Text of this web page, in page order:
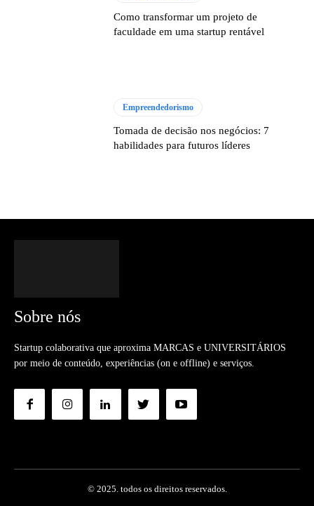
Como transformar um projeto de
faculdade em uma startup rentável
Empreendedorismo
Tomada de decisão nos negócios: 7
habilidades para futuros líderes
Sobre nós
Startup colaborativa que aproxima MARCAS e UNIVERSITÁRIOS
por meio de conteúdo, experiências (on e offline) e serviços.
© 2025. todos os direitos reservados.